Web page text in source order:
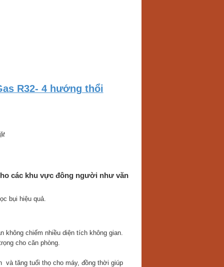
R32- 4 hướng thổi
các khu vực đông người như văn
bụi hiệu quả.
không chiếm nhiều diện tích không gian.
cho căn phòng.
và tăng tuổi thọ cho máy, đồng thời giúp